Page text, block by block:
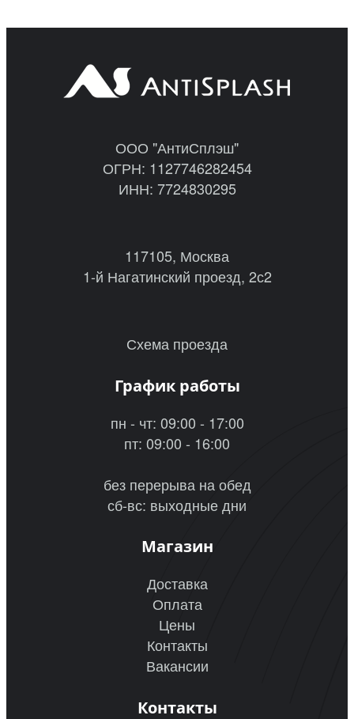
ООО "АнтиСплэш"
ОГРН: 1127746282454
ИНН: 7724830295
117105, Москва
1-й Нагатинский проезд, 2с2
Схема проезда
График работы
пн - чт: 09:00 - 17:00
пт: 09:00 - 16:00
без перерыва на обед
сб-вс: выходные дни
Магазин
Доставка
Оплата
Цены
Контакты
Вакансии
Контакты